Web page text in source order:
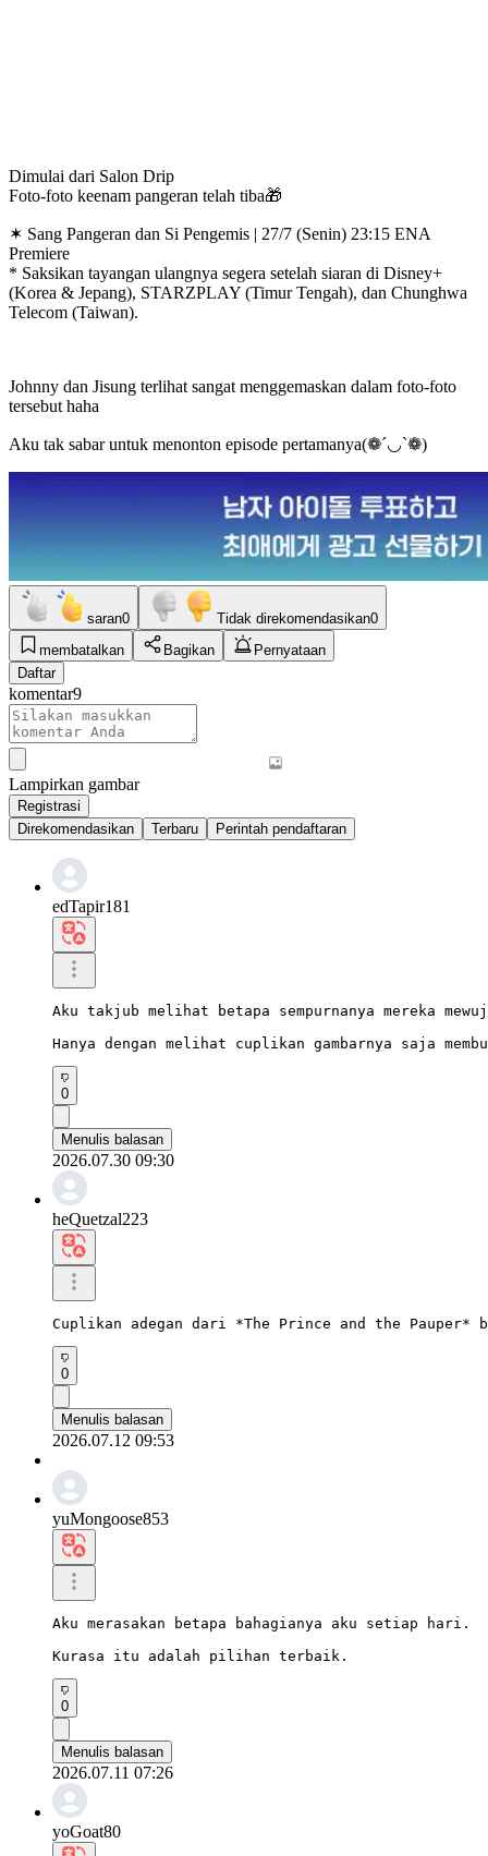
Dimulai dari Salon Drip
Foto-foto keenam pangeran telah tiba🎁
✶ Sang Pangeran dan Si Pengemis | 27/7 (Senin) 23:15 ENA
Premiere
* Saksikan tayangan ulangnya segera setelah siaran di Disney+
(Korea & Jepang), STARZPLAY (Timur Tengah), dan Chunghwa
Telecom (Taiwan).
Johnny dan Jisung terlihat sangat menggemaskan dalam foto-foto
tersebut haha
Aku tak sabar untuk menonton episode pertamanya(❁´◡`❁)
saran0 Tidak direkomendasikan0
membatalkan
Bagikan
Pernyataan
Daftar
komentar9
Lampirkan gambar
Registrasi
Direkomendasikan
Terbaru Perintah pendaftaran
edTapir181
Aku takjub melihat betapa sempurnanya mereka
Hanya dengan melihat cuplikan gambarnya saja
0
Menulis balasan
2026.07.30 09:30
heQuetzal223
Cuplikan adegan dari *The Prince and the Pauper*
0
Menulis balasan
2026.07.12 09:53
yuMongoose853
Aku merasakan betapa bahagianya aku setiap hari.
Kurasa itu adalah pilihan terbaik.
0
Menulis balasan
2026.07.11 07:26
yoGoat80